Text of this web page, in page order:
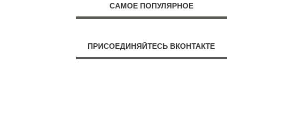
САМОЕ ПОПУЛЯРНОЕ
ПРИСОЕДИНЯЙТЕСЬ ВКОНТАКТЕ